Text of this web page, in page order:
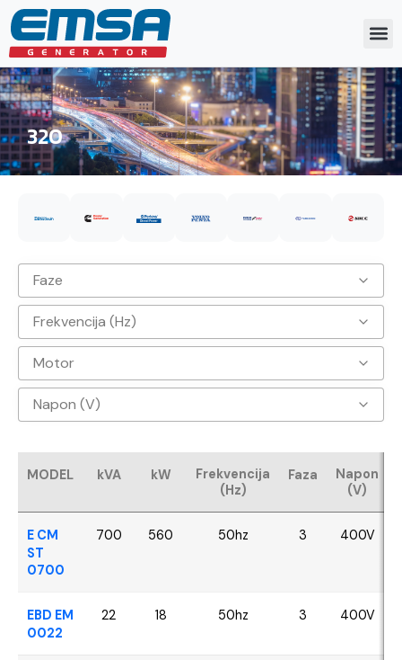
320
Faze
3
Frekvencija (Hz)
50hz
Motor
Baudouin
CUMMINS
Perkins
VOLVO
Napon (V)
400V
MODEL kVA kW
Frekvencija
(Hz)
Faza
Napon
(V)
E CM
ST
0700
700 560 50hz 3 400V
EBD EM
0022
22 18 50hz 3 400V